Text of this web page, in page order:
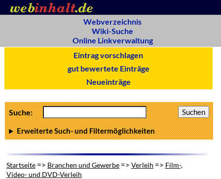
Webverzeichnis
Wiki-Suche
Online Linkverwaltung
Eintrag vorschlagen
gut bewertete Einträge
Neueinträge
Suche:
Erweiterte Such- und Filtermöglichkeiten
Startseite=> Branchen und Gewerbe=> Verleih => Film-,
Video- und DVD-Verleih